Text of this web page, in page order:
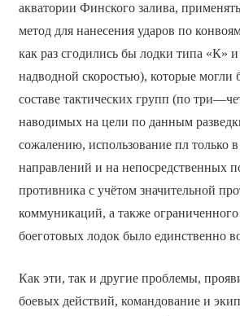
акватории Финского залива,
метод для нанесения ударов по
как раз сгодились бы лодки типа «К»
надводной скоростью), которые могли
составе тактических групп (по
наводимых на цели по данным
сожалению, использование пл только
направлений и на непосредственных
противника с учётом значительной
коммуникаций, а также ограниченного
боеготовых лодок было единственно
Как эти, так и другие проблемы,
боевых действий, командование и